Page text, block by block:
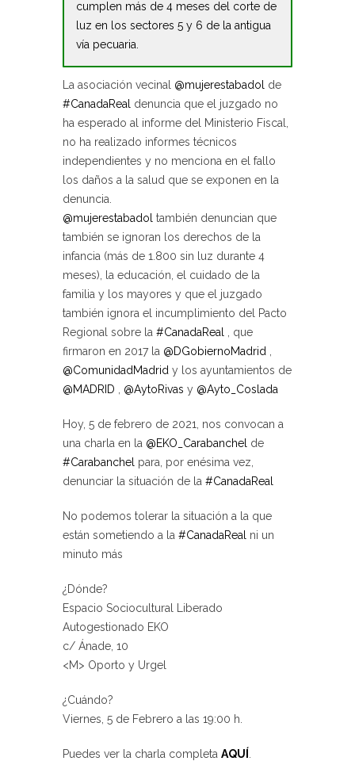
cumplen más de 4 meses del corte de
luz en los sectores 5 y 6 de la antigua
vía pecuaria.
La asociación vecinal @mujerestabadol de
#CanadaReal denuncia que el juzgado no
ha esperado al informe del Ministerio Fiscal,
no ha realizado informes técnicos
independientes y no menciona en el fallo
los daños a la salud que se exponen en la
denuncia.
@mujerestabadol también denuncian que
también se ignoran los derechos de la
infancia (más de 1.800 sin luz durante 4
meses), la educación, el cuidado de la
familia y los mayores y que el juzgado
también ignora el incumplimiento del Pacto
Regional sobre la #CanadaReal
, que
firmaron en 2017 la @DGobiernoMadrid
@ComunidadMadrid y los ayuntamientos de
@MADRID
@AytoRivas y @Ayto_Coslada
Hoy, 5 de febrero de 2021, nos convocan a
una charla en la @EKO_Carabanchel de
#Carabanchel para, por enésima vez,
denunciar la situación de la #CanadaReal
No podemos tolerar la situación a la que
están sometiendo a la #CanadaReal ni un
minuto más
¿Dónde?
Espacio Sociocultural Liberado
Autogestionado EKO
c/ Ánade, 10
<M> Oporto y Urgel
¿Cuándo?
Viernes, 5 de Febrero a las 19:00 h.
Puedes ver la charla completa AQUÍ